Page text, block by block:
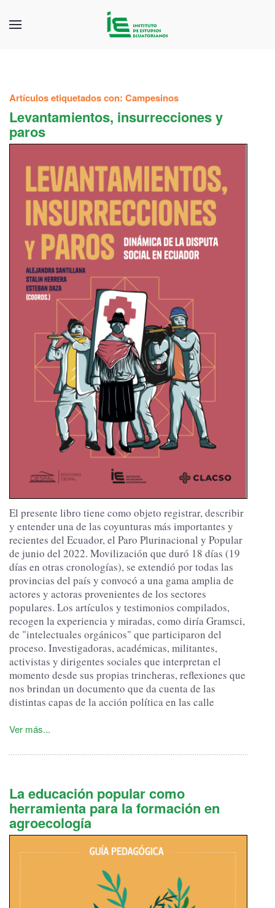
Artículos etiquetados con: Campesinos
Levantamientos, insurrecciones y
paros
El presente libro tiene como objeto registrar, describir
y entender una de las coyunturas más importantes y
recientes del Ecuador, el Paro Plurinacional y Popular
de junio del 2022. Movilización que duró 18 días (19
días en otras cronologías), se extendió por todas las
provincias del país y convocó a una gama amplia de
actores y actoras provenientes de los sectores
populares. Los artículos y testimonios compilados,
recogen la experiencia y miradas, como diría Gramsci,
de "intelectuales orgánicos" que participaron del
proceso. Investigadoras, académicas, militantes,
activistas y dirigentes sociales que interpretan el
momento desde sus propias trincheras, reflexiones que
nos brindan un documento que da cuenta de las
distintas capas de la acción política en las calle
Ver más...
La educación popular como
herramienta para la formación en
agroecología